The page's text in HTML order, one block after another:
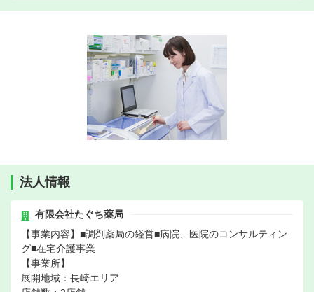
法人情報
有限会社たぐち薬局
【事業内容】■調剤薬局の経営■病院、医院のコンサルティン
グ■在宅介護事業
【事業所】
展開地域：長崎エリア